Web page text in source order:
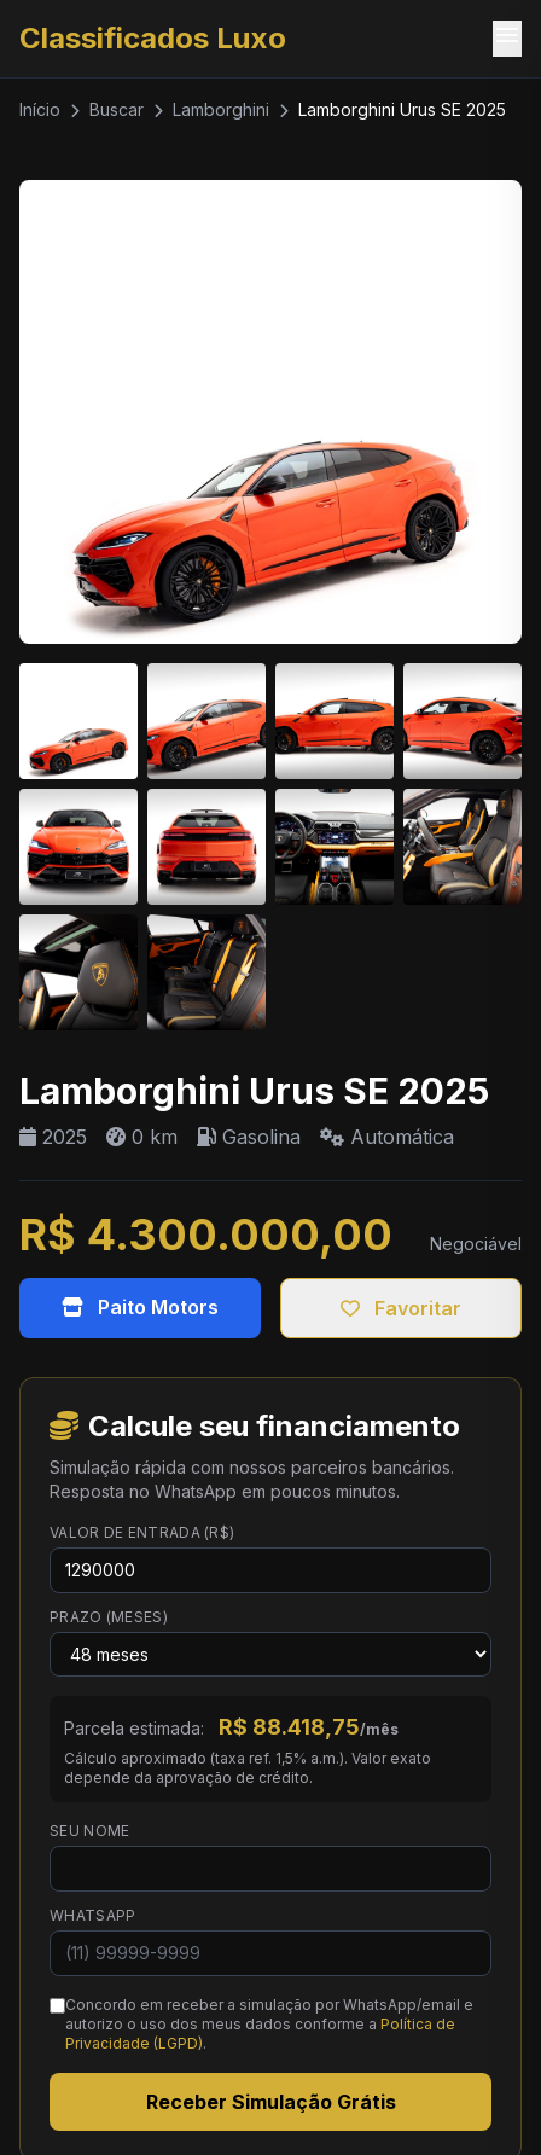
Classificados Luxo
Início Buscar Lamborghini Lamborghini Urus SE 2025
Lamborghini Urus SE 2025
2025 0 km Gasolina Automática
R$ 4.300.000,00 Negociável
Paito Motors Favoritar
Calcule seu financiamento
Simulação rápida com nossos parceiros bancários.
Resposta no WhatsApp em poucos minutos.
VALOR DE ENTRADA (R$)
PRAZO (MESES)
Parcela estimada: R$ 88.418,75/mês
Cálculo aproximado (taxa ref. 1,5% a.m.). Valor exato
depende da aprovação de crédito.
SEU NOME
WHATSAPP
Concordo em receber a simulação por WhatsApp/email e
autorizo o uso dos meus dados conforme a Política de
Privacidade (LGPD).
Receber Simulação Grátis